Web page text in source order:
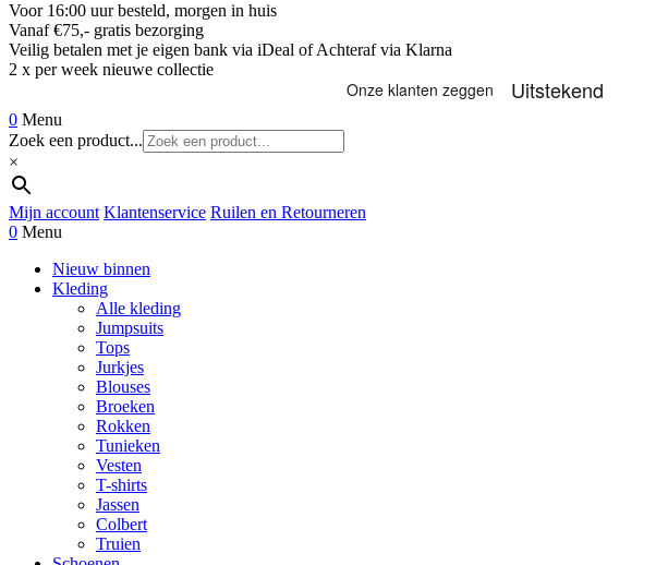
Voor 16:00 uur besteld, morgen in huis
Vanaf €75,- gratis bezorging
Veilig betalen met je eigen bank via iDeal of Achteraf via Klarna
2 x per week nieuwe collectie
0 Menu
Zoek een product...
×
Mijn account Klantenservice Ruilen en Retourneren
0 Menu
Nieuw binnen
Kleding
Alle kleding
Jumpsuits
Tops
Jurkjes
Blouses
Broeken
Rokken
Tunieken
Vesten
T-shirts
Jassen
Colbert
Truien